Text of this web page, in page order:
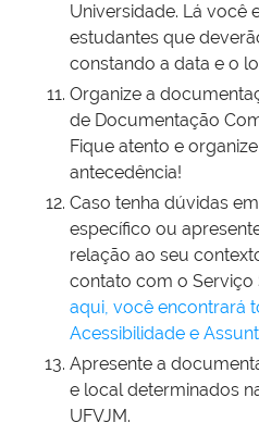
Universidade. Lá você
estudantes que
constando a data e o
Organize a
de Documentação
Fique atento e
antecedência!
Caso tenha dúvidas
específico ou
relação ao seu
contato com o Serviço
aqui, você encontrará
Acessibilidade e
Apresente a
e local determinados
UFVJM.